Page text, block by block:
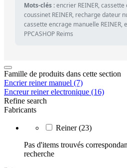
Mots-clés :encrier REINER, cassette
coussinet REINER, recharge dateur
cassette encrage manuelle REINER,
PPCASHOP Reims
Famille de produits dans cette section
Encrier reiner manuel (7)
Encreur reiner electronique (16)
Refine search
Fabricants
Reiner (23)
Pas d'items trouvés
recherche